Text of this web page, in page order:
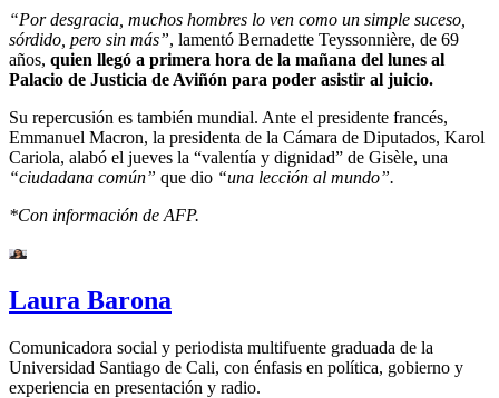
“Por desgracia, muchos hombres lo ven como un simple suceso,
sórdido, pero sin más”, lamentó Bernadette Teyssonnière, de 69
años, quien llegó a primera hora de la mañana del lunes al
Palacio de Justicia de Aviñón para poder asistir al juicio.
Su repercusión es también mundial. Ante el presidente francés,
Emmanuel Macron, la presidenta de la Cámara de Diputados, Karol
Cariola, alabó el jueves la “valentía y dignidad” de Gisèle, una
“ciudadana común” que dio “una lección al mundo”.
*Con información de AFP.
Laura Barona
Comunicadora social y periodista multifuente graduada de la
Universidad Santiago de Cali, con énfasis en política, gobierno y
experiencia en presentación y radio.